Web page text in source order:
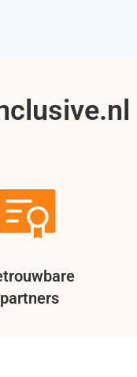
partners